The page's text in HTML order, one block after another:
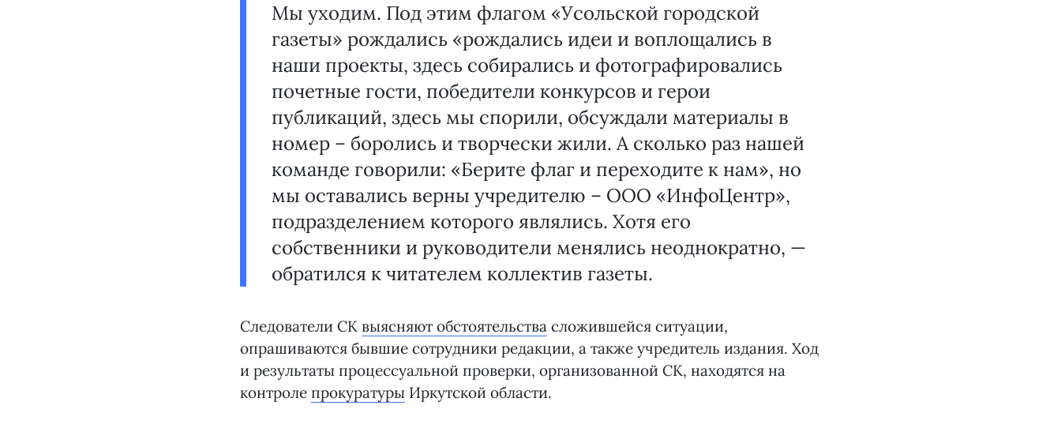
Мы уходим. Под этим флагом «Усольской городской
газеты» рождались «рождались идеи и воплощались в
наши проекты, здесь собирались и фотографировались
почетные гости, победители конкурсов и герои
публикаций, здесь мы спорили, обсуждали материалы в
номер – боролись и творчески жили. А сколько раз нашей
команде говорили: «Берите флаг и переходите к нам», но
мы оставались верны учредителю – ООО «ИнфоЦентр»,
подразделением которого являлись. Хотя его
собственники и руководители менялись неоднократно, —
обратился к читателем коллектив газеты.
Следователи СК выясняют обстоятельства сложившейся ситуации,
опрашиваются бывшие сотрудники редакции, а также учредитель издания. Ход
и результаты процессуальной проверки, организованной СК, находятся на
контроле прокуратуры Иркутской области.